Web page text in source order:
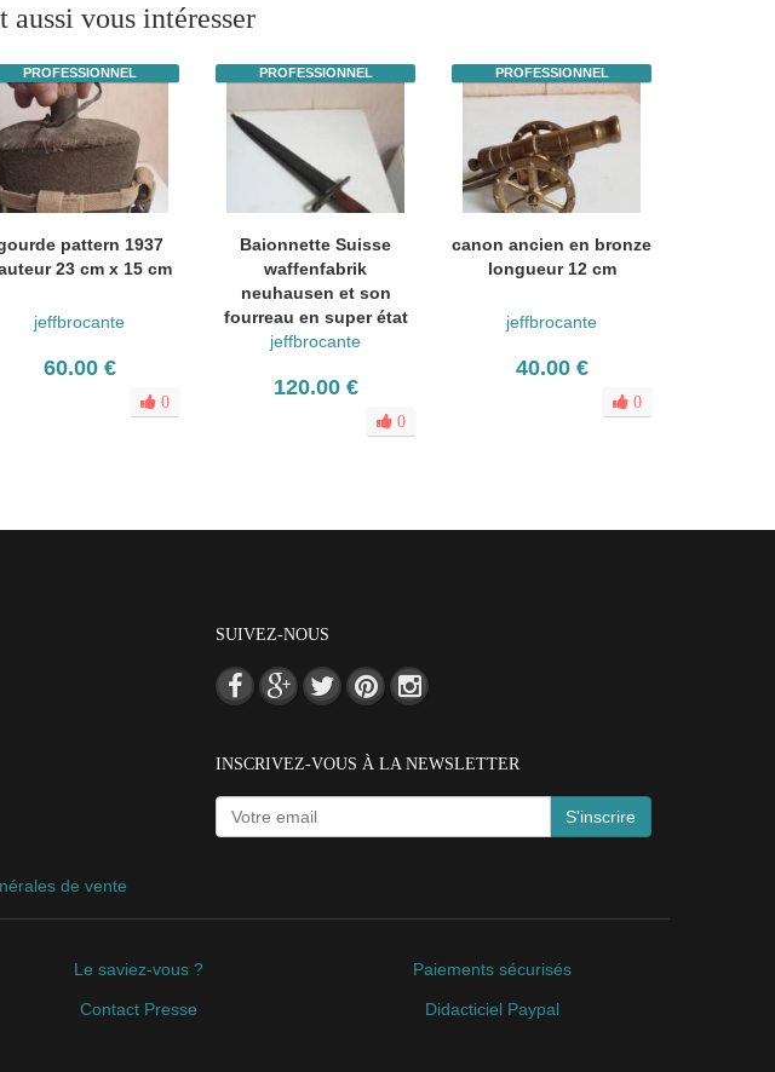
aussi vous intéresser
PROFESSIONNEL
pattern 1937
23 cm x 15 cm
jeffbrocante
60.00 €
0
PROFESSIONNEL
Baionnette Suisse
waffenfabrik
neuhausen et son
fourreau en super état
jeffbrocante
120.00 €
0
PROFESSIONNEL
canon ancien en bronze
longueur 12 cm
jeffbrocante
40.00 €
0
de vente
SUIVEZ-NOUS
INSCRIVEZ-VOUS À LA NEWSLETTER
S'inscrire
Le saviez-vous ?
Contact Presse
Paiements sécurisés
Didacticiel Paypal